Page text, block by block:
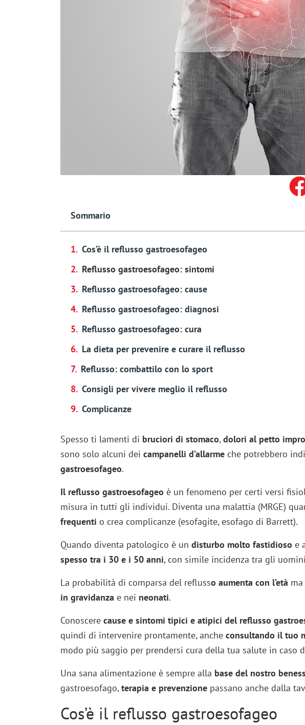
Sommario
Cos’è il reflusso gastroesofageo
Reflusso gastroesofageo: sintomi
Reflusso gastroesofageo: cause
Reflusso gastroesofageo: diagnosi
Reflusso gastroesofageo: cura
La dieta per prevenire e curare il reflusso
Reflusso: combattilo con lo sport
Consigli per vivere meglio il reflusso
Complicanze
Spesso ti lamenti di bruciori di stomaco,dolori al petto
sono solo alcuni dei campanelli d’allarmeche potrebbero
gastroesofageo.
Il reflusso gastroesofageo è un fenomeno per certi versi
misura in tutti gli individui. Diventa una malattia (MRGE)
frequenti o crea complicanze (esofagite, esofago di Barrett).
Quando diventa patologico è un disturbo molto fastidioso e
spesso tra i 30 e i 50 anni, con simile incidenza tra gli
La probabilità di comparsa del reflusso aumenta con l’età
in gravidanza e nei neonati.
Conoscere cause e sintomi tipici e atipici del reflusso
quindi di intervenire prontamente, anche consultando il tuo
modo più saggio per prendersi cura della tua salute in caso
Una sana alimentazione è sempre alla base del nostro
gastroesofago,terapia e prevenzionepassano anche dalla
Cos’è il reflusso gastroesofageo